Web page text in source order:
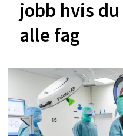
jobb hvis
alle fag